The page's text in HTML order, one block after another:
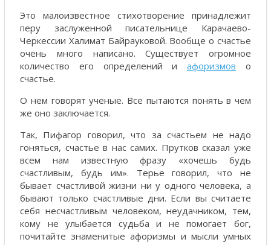
Это малоизвестное стихотворение принадлежит
перу заслуженной писательнице Карачаево-
Черкессии Халимат Байрауковой. Вообще о счастье
очень много написано. Существует огромное
количество его определений иафоризмов о
счастье.
О нем говорят ученые. Все пытаются понять в чем
же оно заключается.
Так, Пифагор говорил, что за счастьем не надо
гоняться, счастье в нас самих. Прутков сказал уже
всем нам известную фразу «хочешь будь
счастливым, будь им». Терье говорил, что не
бывает счастливой жизни ни у одного человека, а
бывают только счастливые дни. Если вы считаете
себя несчастливым человеком, неудачником, тем,
кому не улыбается судьба и не помогает бог,
почитайте знаменитые афоризмы и мысли умных